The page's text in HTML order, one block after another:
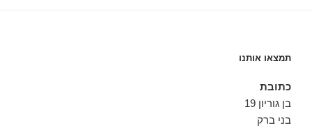
תמצאו אותנו
כתובת
בן גוריון 19
בני ברק